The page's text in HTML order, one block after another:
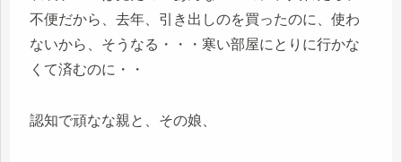
不便だから、去年、引き出しのを買ったのに、使わ
ないから、そうなる・・・寒い部屋にとりに行かな
くて済むのに・・
認知で頑なな親と、その娘、